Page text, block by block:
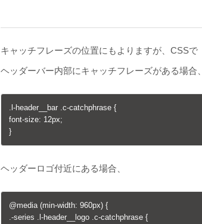
キャッチフレーズの位置にもよりますが、CSSで
ヘッダーバー内部にキャッチフレーズがある場合、
.l-header__bar .c-catchphrase {
font-size: 12px;
}
ヘッダーロゴ付近にある場合、
@media (min-width: 960px) {
.-series .l-header__logo .c-catchphrase {